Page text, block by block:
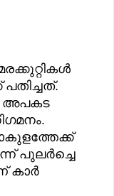
അപകട
പുലർച്ചെ
കാർ